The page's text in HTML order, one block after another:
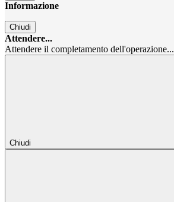
Informazione
Chiudi
Attendere...
Attendere il completamento dell'operazione...
Chiudi